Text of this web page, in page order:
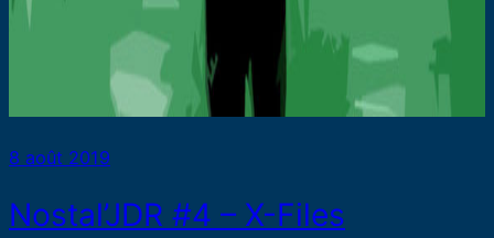
8 août 2019
Nostal’JDR #4 – X-Files